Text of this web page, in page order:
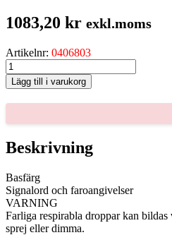
1083,20 kr exkl.moms
Artikelnr: 0406803
BIFROST
SKOG
2,
3-
mängd
Lägg till i varukorg
Beskrivning
Basfärg
Signalord och faroangivelser
VARNING
Farliga respirabla droppar kan
sprej eller dimma.